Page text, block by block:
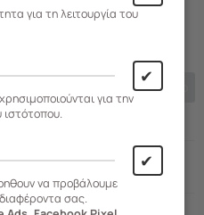
στις ανάγκες σας.
Επόμενο
για τη λειτουργία του
✔
για την
ιστότοπου.
✔
να προβάλουμε
σας.